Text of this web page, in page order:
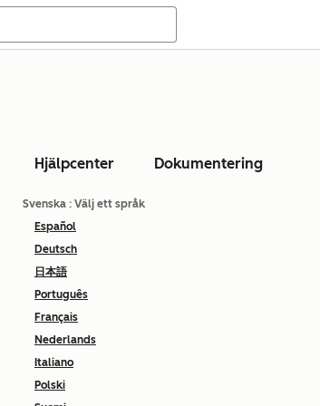
Hjälpcenter Dokumentering
Svenska : Välj ett språk
Español
Deutsch
日本語
Português
Français
Nederlands
Italiano
Polski